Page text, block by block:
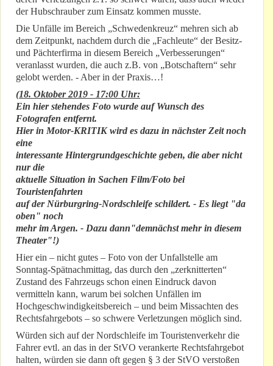
der Hubschrauber zum Einsatz kommen musste.
Die Unfälle im Bereich „Schwedenkreuz“ mehren sich ab
dem Zeitpunkt, nachdem durch die „Fachleute“ der Besitz-
und Pächterfirma in diesem Bereich „Verbesserungen“
veranlasst wurden, die auch z.B. von „Botschaftern“ sehr
gelobt werden. - Aber in der Praxis…!
(18. Oktober 2019 - 17:00 Uhr:
Ein hier stehendes Foto wurde auf Wunsch des
Fotografen entfernt.
Hier in Motor-KRITIK wird es dazu in nächster Zeit noch
eine
interessante Hintergrundgeschichte geben, die aber nicht
nur die
aktuelle Situation in Sachen Film/Foto bei
Touristenfahrten
auf der Nürburgring-Nordschleife schildert. - Es liegt "da
oben" noch
mehr im Argen. - Dazu dann"demnächst mehr in diesem
Theater"!)
Hier ein – nicht gutes – Foto von der Unfallstelle am
Sonntag-Spätnachmittag, das durch den „zerknitterten“
Zustand des Fahrzeugs schon einen Eindruck davon
vermitteln kann, warum bei solchen Unfällen im
Hochgeschwindigkeitsbereich – und beim Missachten des
Rechtsfahrgebots – so schwere Verletzungen möglich sind.
Würden sich auf der Nordschleife im Touristenverkehr die
Fahrer evtl. an das in der StVO verankerte Rechtsfahrgebot
halten, würden sie dann oft gegen § 3 der StVO verstoßen